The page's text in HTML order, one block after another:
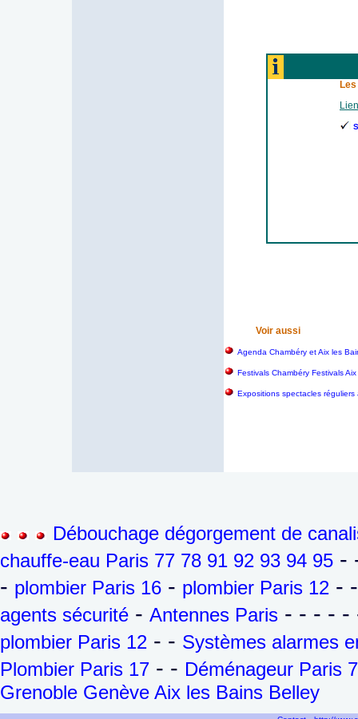
Voir aussi
Agenda Chambéry et Aix les
Festivals Chambéry Festivals
Expositions spectacles
Débouchage dégorgement de
chauffe-eau Paris 77 78 91 92 93 94 95 -
- plombier Paris 16 - plombier Paris 12 -
agents sécurité - Antennes Paris - - - -
plombier Paris 12 - - Systèmes alarmes
Plombier Paris 17 - - Déménageur Paris
Grenoble Genève Aix les Bains Belley